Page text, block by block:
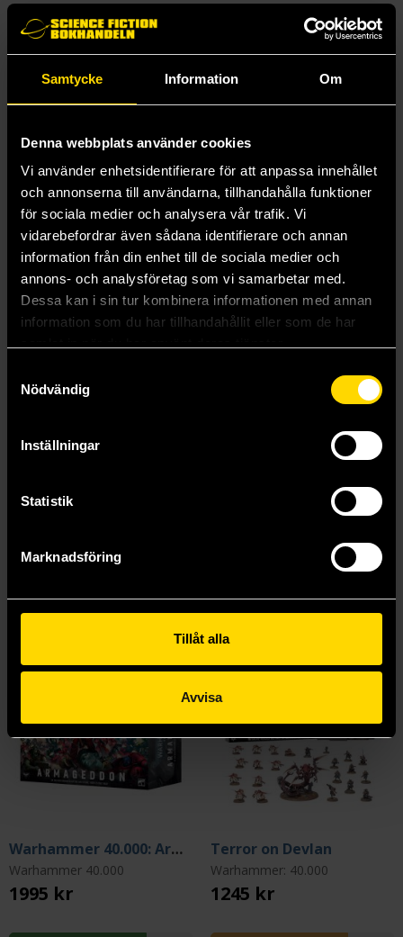
Samtycke Information Om
Denna webbplats använder cookies
Vi använder enhetsidentifierare för att anpassa innehållet
och annonserna till användarna, tillhandahålla funktioner
för sociala medier och analysera vår trafik. Vi
vidarebefordrar även sådana identifierare och annan
information från din enhet till de sociala medier och
annons- och analysföretag som vi samarbetar med.
Dessa kan i sin tur kombinera informationen med annan
information som du har tillhandahållit eller som de har
Nödvändig
Inställningar
Statistik
Marknadsföring
Tillåt alla
Avvisa
Andra delar i serien
Averland Sunset
Warhammer Colour: Base Paint
35 kr
Warhammer 40.000: Armageddon (Startbox 11th edition)
Warhammer 40.000
1995 kr
Terror on Devlan
Warhammer: 40.000
1245 kr